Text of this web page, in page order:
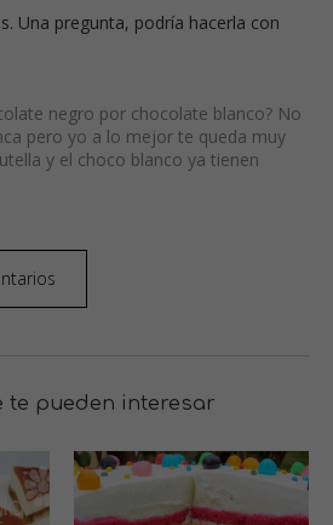
Una pregunta, podría hacerla con
negro por chocolate blanco? No
pero yo a lo mejor te queda muy
y el choco blanco ya tienen
te pueden interesar